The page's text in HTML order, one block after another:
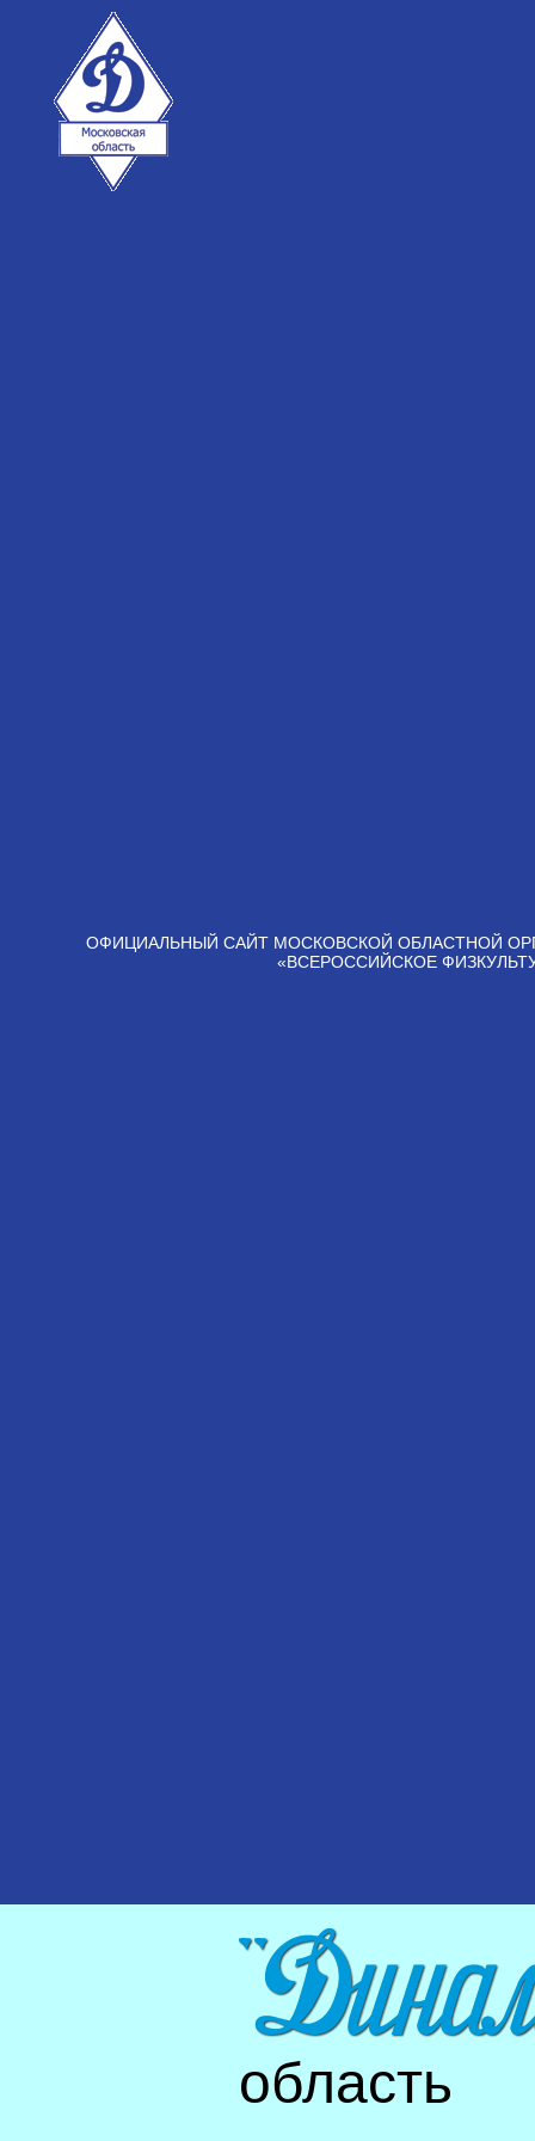
ОФИЦИАЛЬНЫЙ САЙТ МОСКОВСКОЙ ОБЛАСТНОЙ
«ВСЕРОССИЙСКОЕ
область